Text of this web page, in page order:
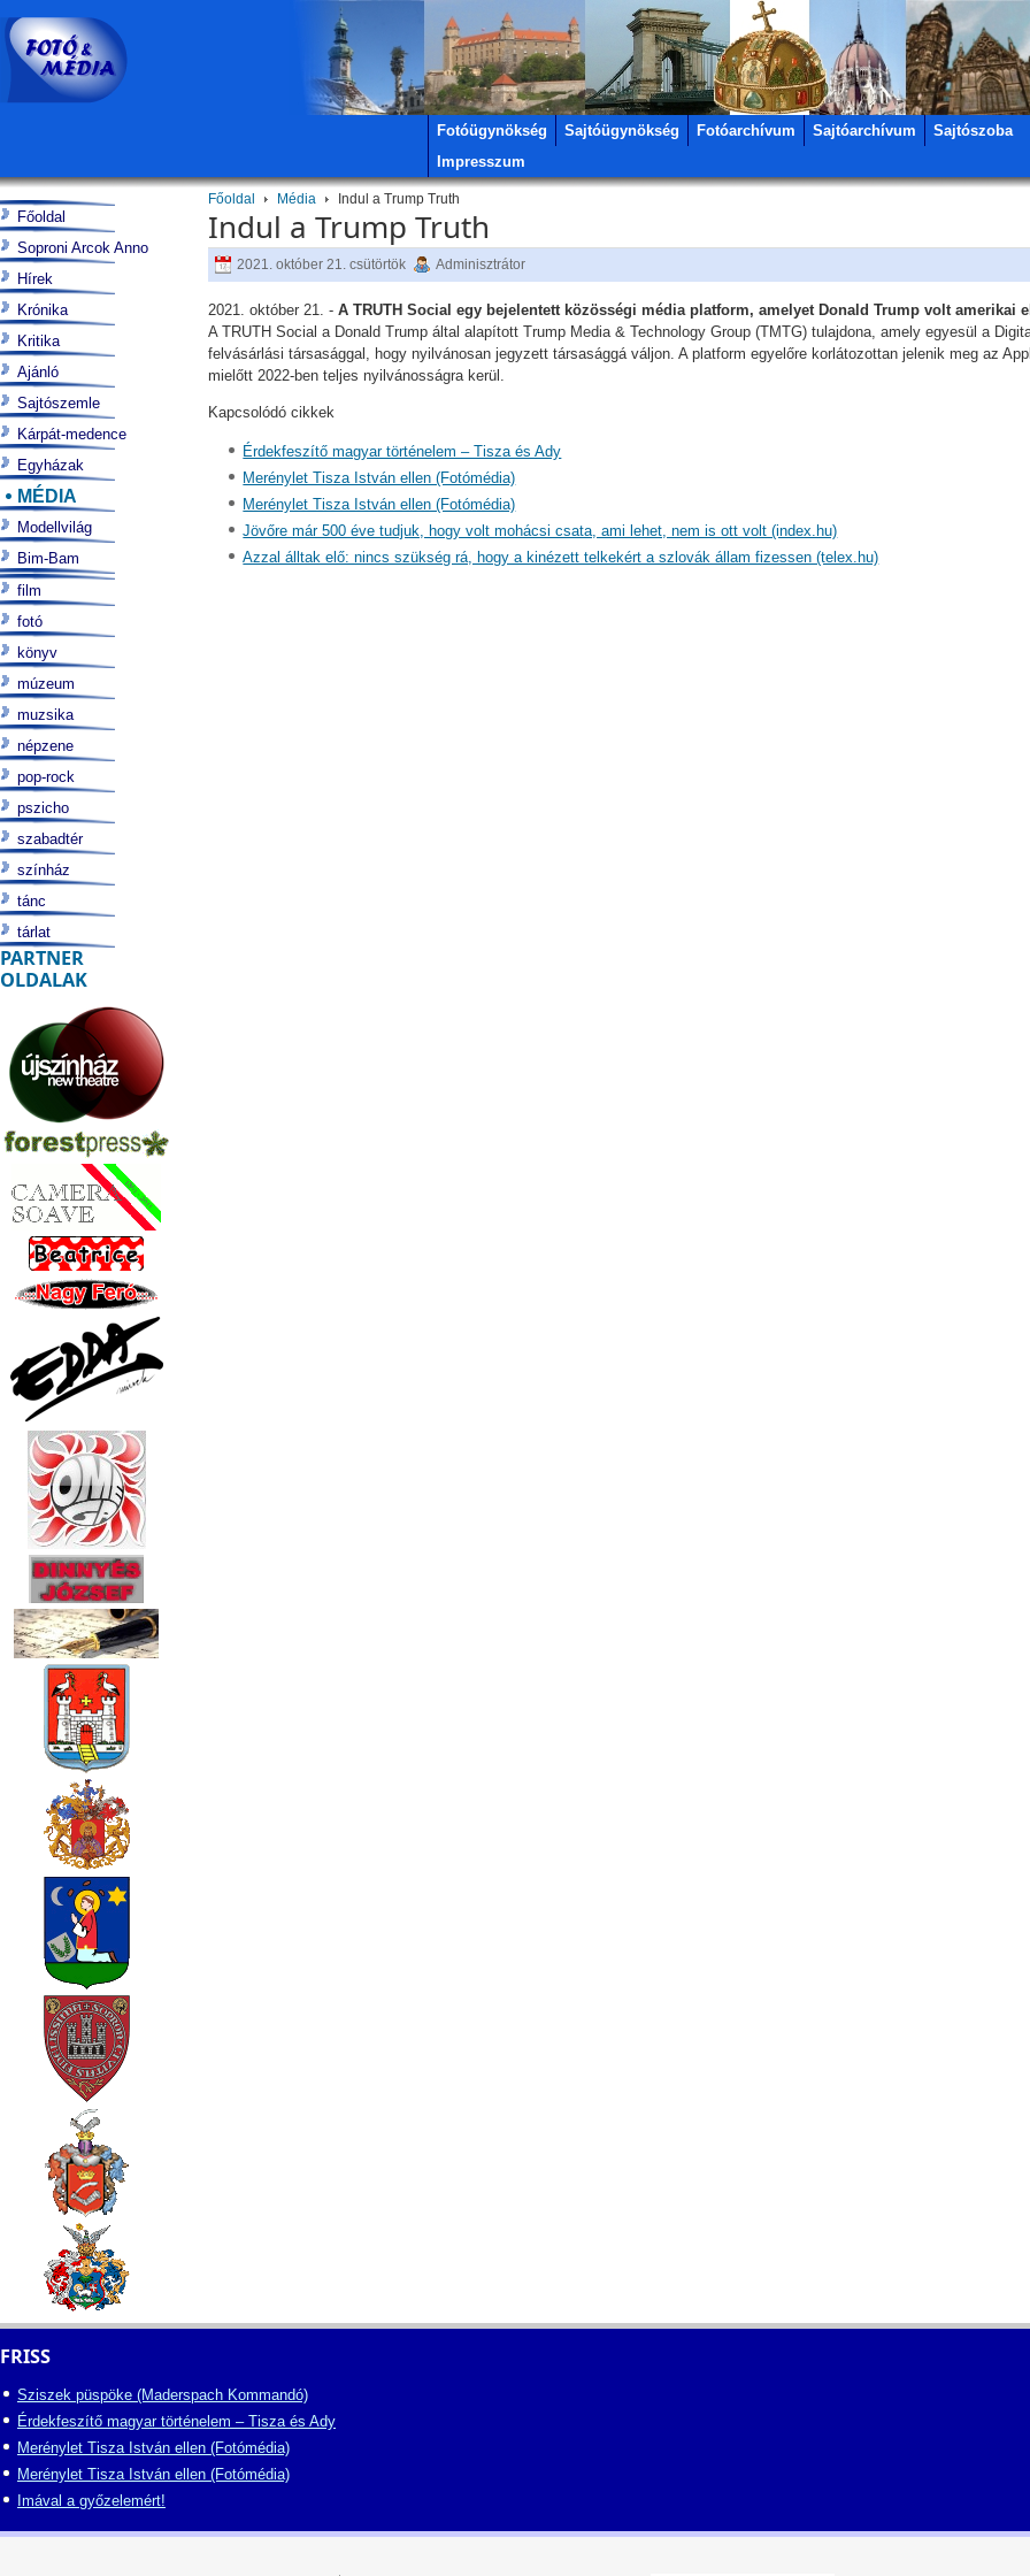
Fotóügynökség Sajtóügynökség Fotóarchívum Sajtóarchívum
Sajtószoba
Impresszum
Főoldal Média Indul a Trump Truth
Indul a Trump Truth
2021. október 21. csütörtök Adminisztrátor
2021. október 21. -A TRUTH Social egy bejelentett közösségi média platform, amelyet Donald Trump volt amerikai
A TRUTH Social a Donald Trump által alapított Trump Media & Technology Group (TMTG) tulajdona, amely egyesül a
felvásárlási társasággal, hogy nyilvánosan jegyzett társasággá váljon. A platform egyelőre korlátozottan jelenik meg az
mielőtt 2022-ben teljes nyilvánosságra kerül.
Kapcsolódó cikkek
Érdekfeszítő magyar történelem – Tisza és Ady
Merénylet Tisza István ellen (Fotómédia)
Merénylet Tisza István ellen (Fotómédia)
Jövőre már 500 éve tudjuk, hogy volt mohácsi csata, ami lehet, nem is ott volt (index.hu)
Azzal álltak elő: nincs szükség rá, hogy a kinézett telkekért a szlovák állam fizessen (telex.hu)
Főoldal
Soproni Arcok Anno
Hírek
Krónika
Kritika
Ajánló
Sajtószemle
Kárpát-medence
Egyházak
MÉDIA
Modellvilág
Bim-Bam
film
fotó
könyv
múzeum
muzsika
népzene
pop-rock
pszicho
szabadtér
színház
tánc
tárlat
PARTNER
OLDALAK
FRISS
Sziszek püspöke (Maderspach Kommandó)
Érdekfeszítő magyar történelem – Tisza és Ady
Merénylet Tisza István ellen (Fotómédia)
Merénylet Tisza István ellen (Fotómédia)
Imával a győzelemért!